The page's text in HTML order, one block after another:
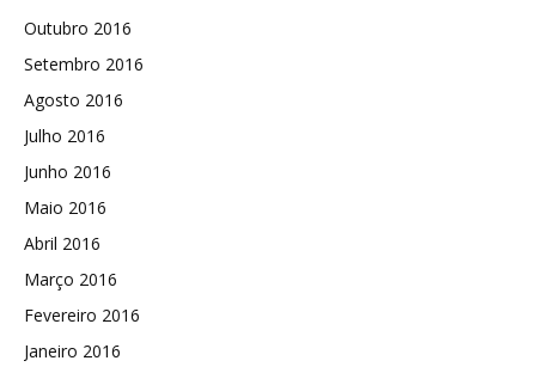
Outubro 2016
Setembro 2016
Agosto 2016
Julho 2016
Junho 2016
Maio 2016
Abril 2016
Março 2016
Fevereiro 2016
Janeiro 2016